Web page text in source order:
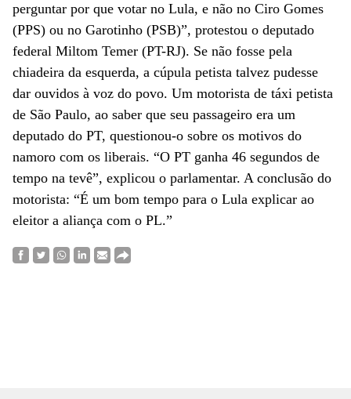
perguntar por que votar no Lula, e não no Ciro Gomes
(PPS) ou no Garotinho (PSB)”, protestou o deputado
federal Miltom Temer (PT-RJ). Se não fosse pela
chiadeira da esquerda, a cúpula petista talvez pudesse
dar ouvidos à voz do povo. Um motorista de táxi petista
de São Paulo, ao saber que seu passageiro era um
deputado do PT, questionou-o sobre os motivos do
namoro com os liberais. “O PT ganha 46 segundos de
tempo na tevê”, explicou o parlamentar. A conclusão do
motorista: “É um bom tempo para o Lula explicar ao
eleitor a aliança com o PL.”